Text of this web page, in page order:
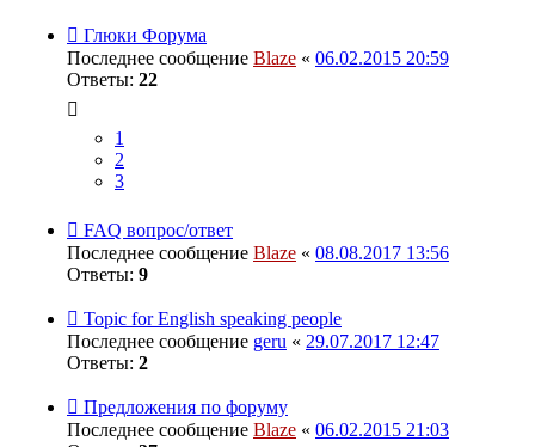
Глюки Форума
Последнее сообщение Blaze « 06.02.2015 20:59
Ответы: 22
1
2
3
FAQ вопрос/ответ
Последнее сообщение Blaze « 08.08.2017 13:56
Ответы: 9
Topic for English speaking people
Последнее сообщение geru « 29.07.2017 12:47
Ответы: 2
Предложения по форуму
Последнее сообщение Blaze « 06.02.2015 21:03